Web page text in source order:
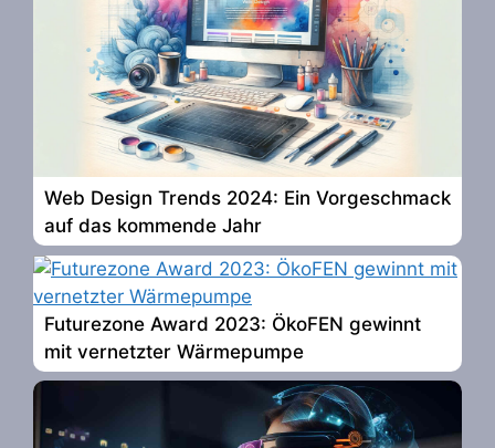
Web Design Trends 2024: Ein Vorgeschmack
auf das kommende Jahr
Futurezone Award 2023: ÖkoFEN gewinnt
mit vernetzter Wärmepumpe